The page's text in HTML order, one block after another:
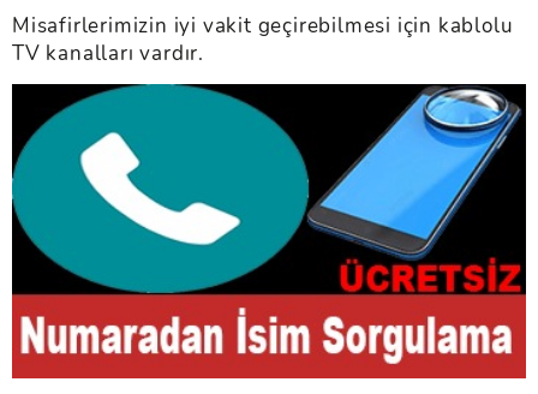
Misafirlerimizin iyi vakit geçirebilmesi için kablolu
TV kanalları vardır.